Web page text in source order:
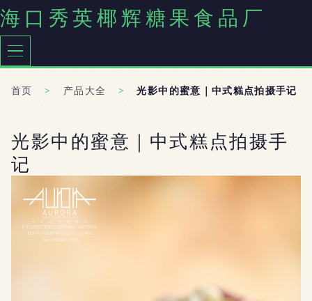
海口秀英椰辉糖果食品厂
首页 > 产品大全 > 光影中的蜜意｜中式糕点拍摄手记
光影中的蜜意｜中式糕点拍摄手
记